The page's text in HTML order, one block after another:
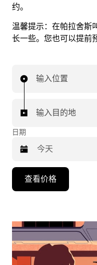
约。
温馨提示： 在帕拉舍斯
长一些。您也可以提前
输入位置
输入目的地
日期
向
头
浏
查看价格